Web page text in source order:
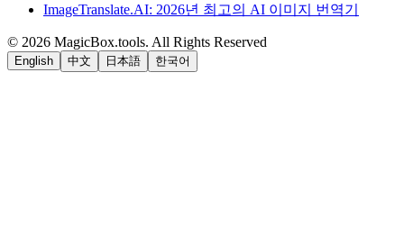
ImageTranslate.AI: 2026년 최고의 AI 이미지 번역기
© 2026 MagicBox.tools. All Rights Reserved
English 中文 日本語 한국어